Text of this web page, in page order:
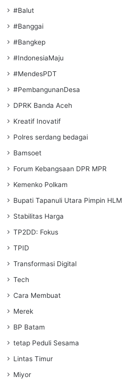
#Balut
#Banggai
#Bangkep
#IndonesiaMaju
#MendesPDT
#PembangunanDesa
DPRK Banda Aceh
Kreatif Inovatif
Polres serdang bedagai
Bamsoet
Forum Kebangsaan DPR MPR
Kemenko Polkam
‎Bupati Tapanuli Utara Pimpin HLM
Stabilitas Harga
TP2DD: Fokus
TPID
Transformasi Digital
Tech
Cara Membuat
Merek
BP Batam
tetap Peduli Sesama
Lintas Timur
Miyor